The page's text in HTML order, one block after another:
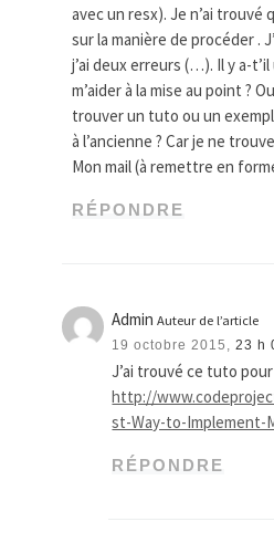
avec un resx). Je n’ai
sur la manière de procéder .
j’ai deux erreurs (…). Il y a-
m’aider à la mise au point ?
trouver un tuto ou un
à l’ancienne ? Car je ne
Mon mail (à remettre en
RÉPONDRE
AdminAuteur de l’article
19 octobre 2015, 23 h
J’ai trouvé ce tuto pour
http://
st-Way-to-Implement-
RÉPONDRE